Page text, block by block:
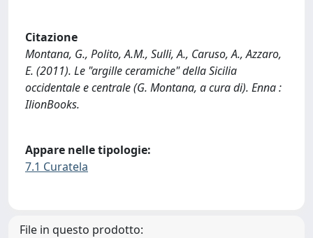
Citazione
Montana, G., Polito, A.M., Sulli, A., Caruso, A., Azzaro,
E. (2011). Le "argille ceramiche" della Sicilia
occidentale e centrale (G. Montana, a cura di). Enna :
IlionBooks.
Appare nelle tipologie:
7.1 Curatela
File in questo prodotto: